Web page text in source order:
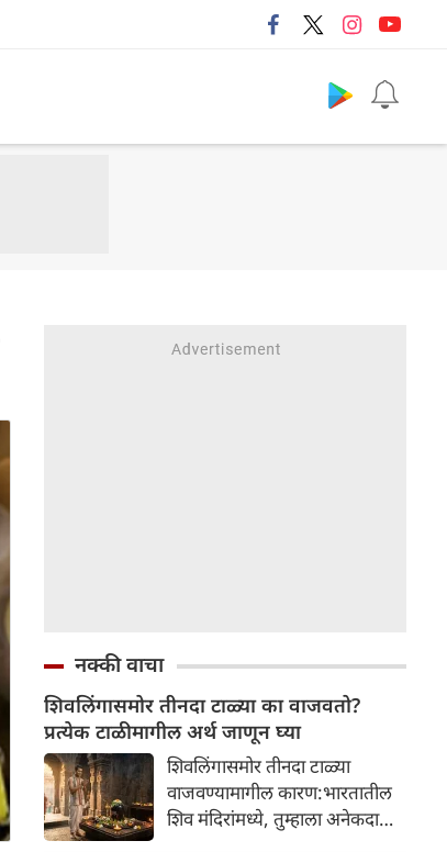
नक्की वाचा
शिवलिंगासमोर तीनदा टाळ्या का वाजवतो?
प्रत्येक टाळीमागील अर्थ जाणून घ्या
शिवलिंगासमोर तीनदा टाळ्या
वाजवण्यामागील कारण:भारतातील
शिव मंदिरांमध्ये, तुम्हाला अनेकदा